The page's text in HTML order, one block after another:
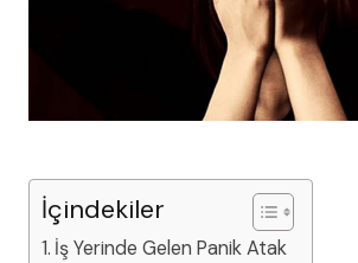
İçindekiler
İş Yerinde Gelen Panik Atak